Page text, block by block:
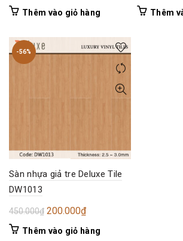
gốc
2.850.000₫.
là:
185.000₫.
Thêm vào giỏ hàng Thêm
-56%
Sàn nhựa giả tre Deluxe Tile
DW1013
450.000₫ Giá
gốc
200.000₫Giá
hiện
Thêm vào giỏ hàng